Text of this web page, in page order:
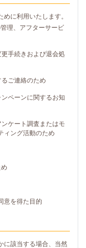
に利用いたします。
理、アフターサービ
更手続きおよび退会処
ご連絡のため
ペーンに関するお知
ケート調査またはモ
ィング活動のため
意を得た目的
に該当する場合、当然